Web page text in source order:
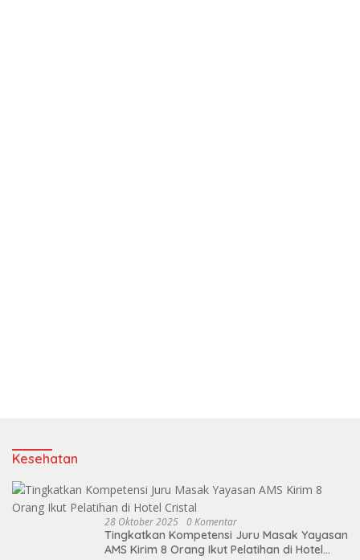
Kesehatan
28 Oktober 2025 0 Komentar
Tingkatkan Kompetensi Juru Masak Yayasan
AMS Kirim 8 Orang Ikut Pelatihan di Hotel